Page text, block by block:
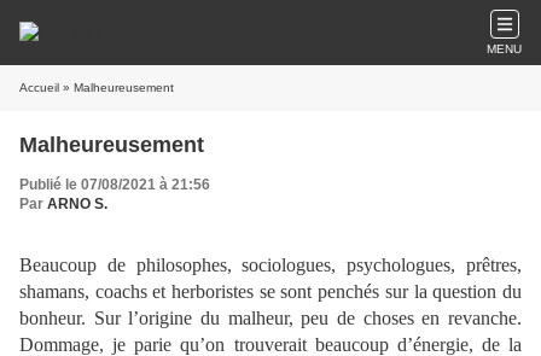
MENU
Accueil » Malheureusement
Malheureusement
Publié le 07/08/2021 à 21:56
Par ARNO S.
Beaucoup de philosophes, sociologues, psychologues, prêtres,
shamans, coachs et herboristes se sont penchés sur la question du
bonheur. Sur l’origine du malheur, peu de choses en revanche.
Dommage, je parie qu’on trouverait beaucoup d’énergie, de la